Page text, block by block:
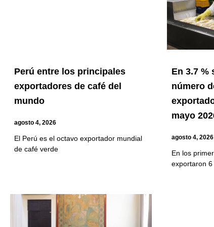
Perú entre los principales
exportadores de café del
mundo
agosto 4, 2026
El Perú es el octavo exportador mundial
de café verde
En 3.7 %
número
mayo
agosto 4, 2026
En los
exportaron 6